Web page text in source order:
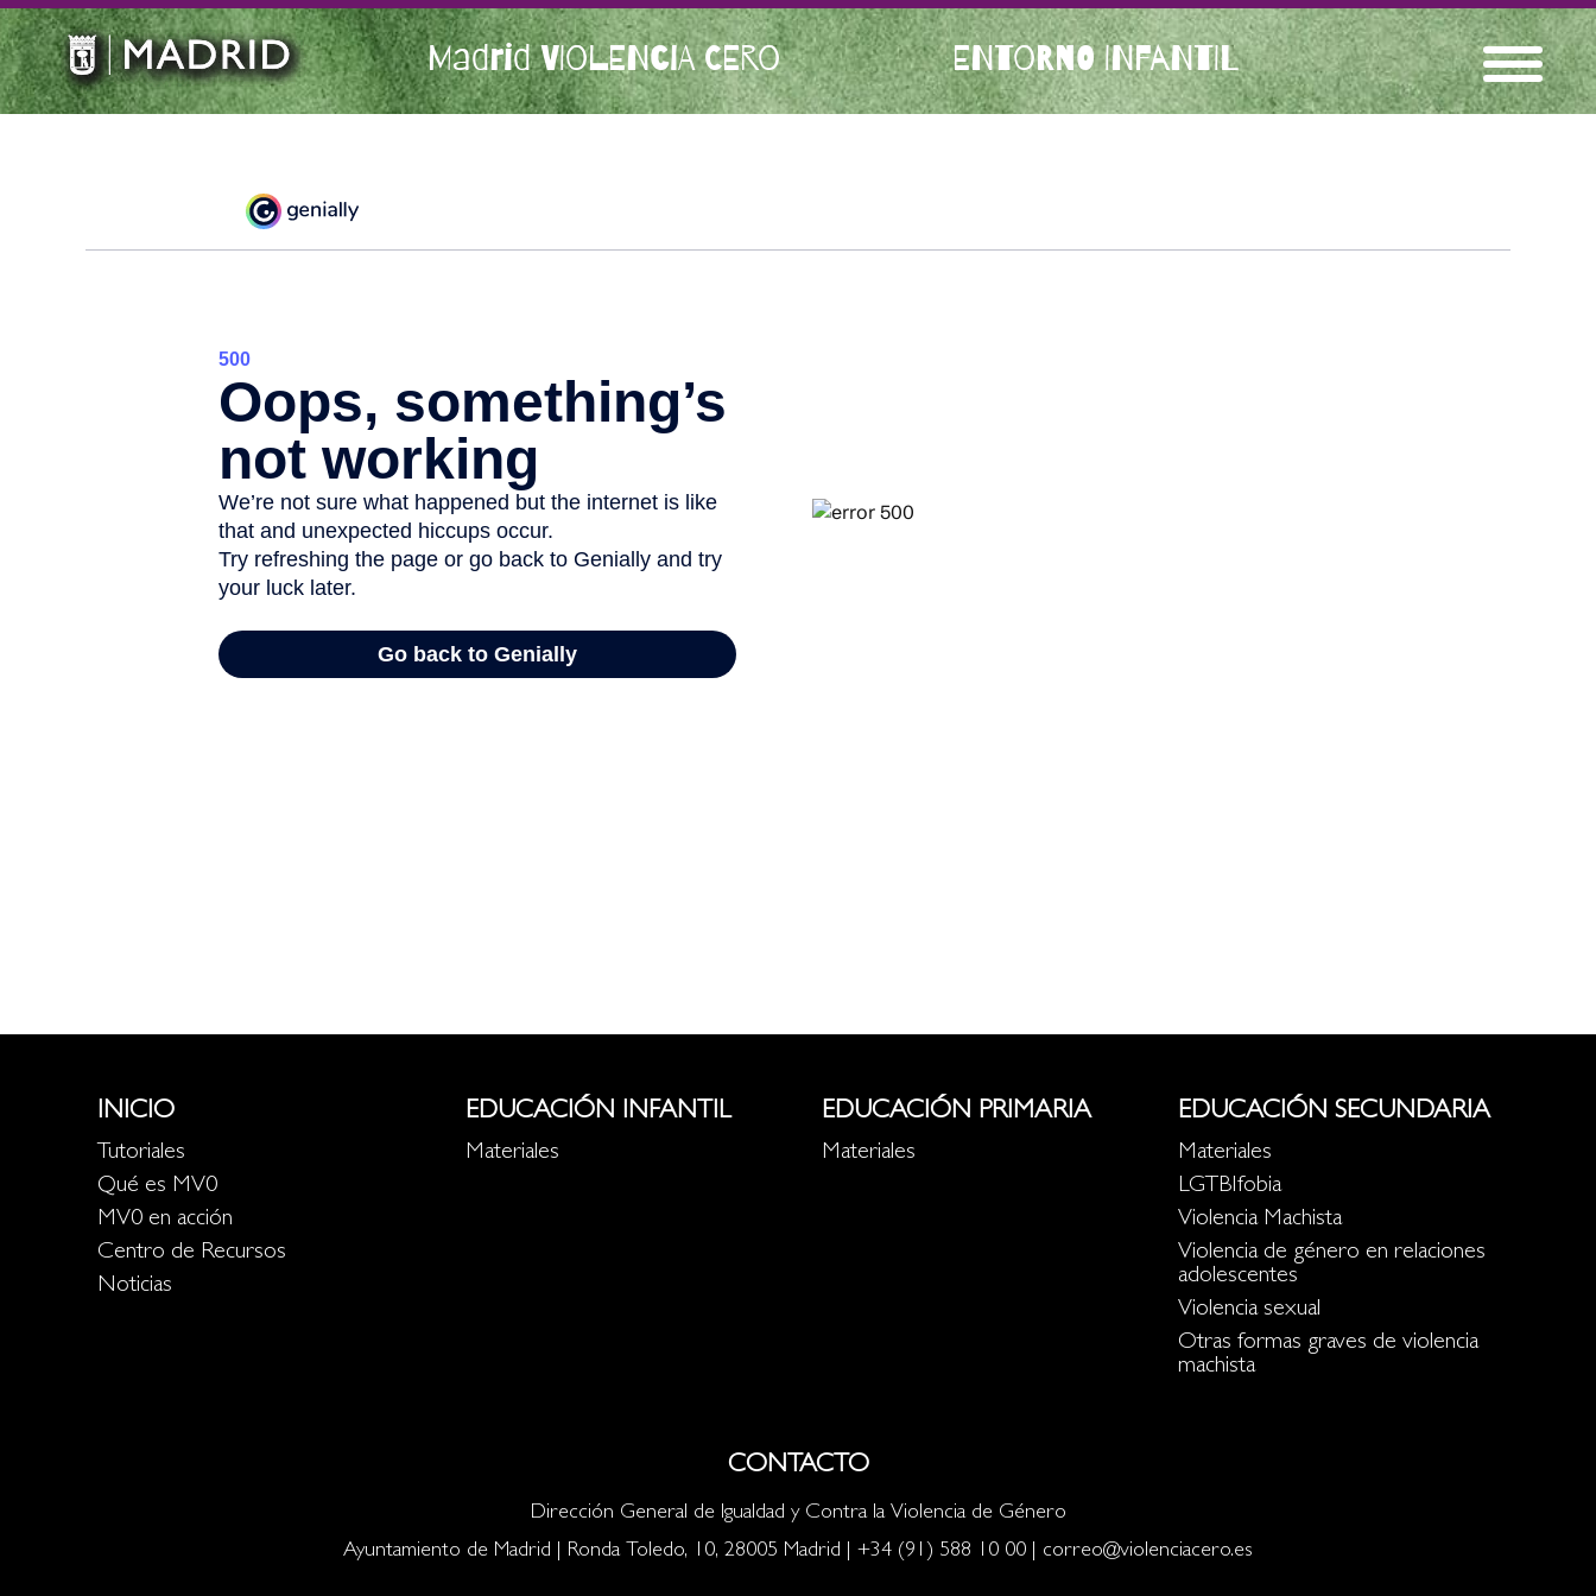
Madrid VIOLENCIA CERO ENTORNO INFANTIL
INICIO
Tutoriales
Qué es MV0
MV0 en acción
Centro de Recursos
Noticias
EDUCACIÓN INFANTIL
Materiales
EDUCACIÓN PRIMARIA
Materiales
EDUCACIÓN SECUNDARIA
Materiales
LGTBIfobia
Violencia Machista
Violencia de género en relaciones
adolescentes
Violencia sexual
Otras formas graves de violencia
machista
CONTACTO
Dirección General de Igualdad y Contra la Violencia de Género
Ayuntamiento de Madrid | Ronda Toledo, 10, 28005 Madrid | +34 (91) 588 10 00 correo@violenciacero.es